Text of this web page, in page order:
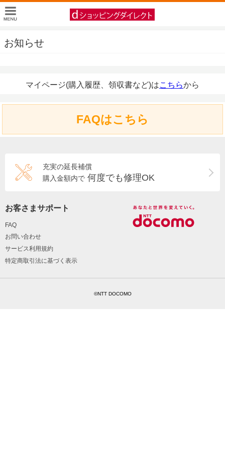
お知らせ
マイページ(購入履歴、領収書など)はこちらから
FAQはこちら
充実の延長補償
購入金額内で 何度でも修理OK
お客さまサポート
FAQ
お問い合わせ
サービス利用規約
特定商取引法に基づく表示
©NTT DOCOMO